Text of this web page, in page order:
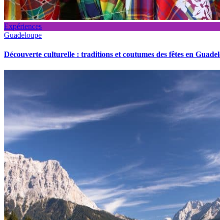
Expériences
Guadeloupe
Découverte culturelle : traditions et coutumes des fêtes en